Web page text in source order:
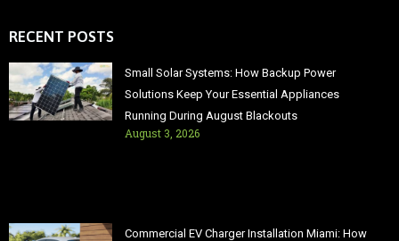
RECENT POSTS
Small Solar Systems: How Backup Power
Solutions Keep Your Essential Appliances
Running During August Blackouts
August 3, 2026
Commercial EV Charger Installation Miami: How